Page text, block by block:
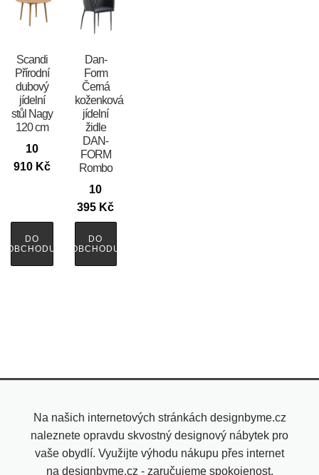
Scandi
Přírodní
dubový
jídelní
stůl Nagy
120 cm
10
910 Kč
DO
OBCHODU
​​​​​Dan-
Form
Černá
koženková
jídelní
židle
DAN-
FORM
Rombo
10
395 Kč
DO
OBCHODU
Na našich internetových stránkách designbyme.cz
naleznete opravdu skvostný designový nábytek pro
vaše obydlí. Využijte výhodu nákupu přes internet
na designbyme.cz - zaručujeme spokojenost.